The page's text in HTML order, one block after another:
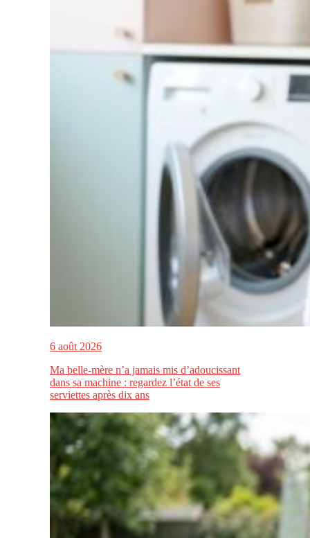
6 août 2026
Ma belle-mère n’a jamais mis d’adoucissant
dans sa machine : regardez l’état de ses
serviettes après dix ans